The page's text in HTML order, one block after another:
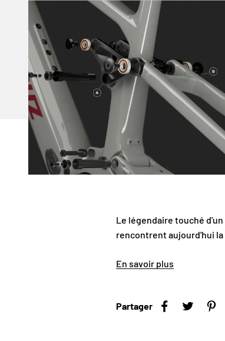
Le légendaire touché
rencontrent aujourd'hui
En savoir plus
Partager